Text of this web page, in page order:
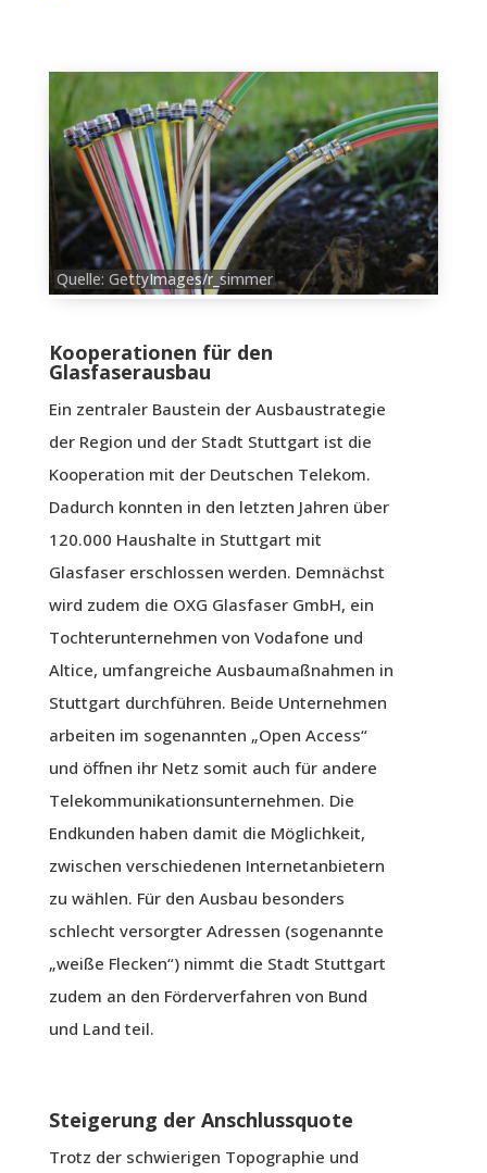
Quelle: GettyImages/r_simmer
Kooperationen für den
Glasfaserausbau
Ein zentraler Baustein der Ausbaustrategie
der Region und der Stadt Stuttgart ist die
Kooperation mit der Deutschen Telekom.
Dadurch konnten in den letzten Jahren über
120.000 Haushalte in Stuttgart mit
Glasfaser erschlossen werden. Demnächst
wird zudem die OXG Glasfaser GmbH, ein
Tochterunternehmen von Vodafone und
Altice, umfangreiche Ausbaumaßnahmen in
Stuttgart durchführen. Beide Unternehmen
arbeiten im sogenannten „Open Access“
und öffnen ihr Netz somit auch für andere
Telekommunikationsunternehmen. Die
Endkunden haben damit die Möglichkeit,
zwischen verschiedenen Internetanbietern
zu wählen. Für den Ausbau besonders
schlecht versorgter Adressen (sogenannte
„weiße Flecken“) nimmt die Stadt Stuttgart
zudem an den Förderverfahren von Bund
und Land teil.
Steigerung der Anschlussquote
Trotz der schwierigen Topographie und